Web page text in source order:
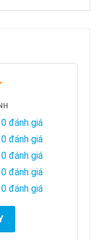
đánh giá
đánh giá
đánh giá
đánh giá
đánh giá